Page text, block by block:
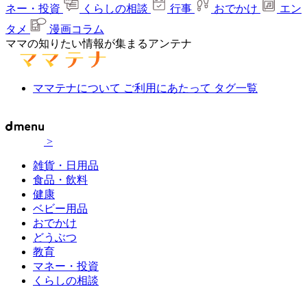
ネー・投資
くらしの相談 行事 おでかけ
エン
タメ
漫画コラム
ママの知りたい情報が集まるアンテナ
ママテナについて ご利用にあたって タグ一覧
>
雑貨・日用品
食品・飲料
健康
ベビー用品
おでかけ
どうぶつ
教育
マネー・投資
くらしの相談